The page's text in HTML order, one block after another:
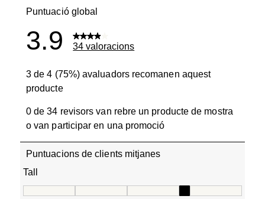
Puntuació global
3.9 34 valoracions
3 de 4 (75%) avaluadors recomanen aquest
producte
0 de 34 revisors van rebre un producte de mostra
o van participar en una promoció
Puntuacions de clients mitjanes
Tall